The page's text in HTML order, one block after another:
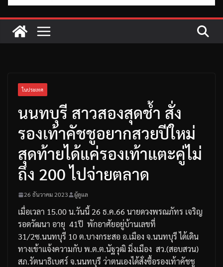
ในประเทศ
นนทบุรี สาวสองสุดช้ำ สั่ง
รองเท้าคัชชูอยากสวยปีใหม่
สุดท้ายได้แค่รองเท้าแตะคู่ไม่
ถึง 200 ไปจ่ายตลาด
26 ธันวาคม 2023 ผู้ดูแล
เมื่อเวลา 15.00น.วันนี้ 26 ธ.ค.66 นายดวงพรณภัทร เจริญ
รอดวัฒนา อายุ 41ปี พักอาศัยอยู่บ้านเลขที่
31/2ซ.นนทบุรี 10ต.บางกระสออ.เมือง จ.นนทบุรี ได้เดิน
ทางเข้าแจ้งความกับพ.ต.ต.นัฐวุฒิ มิ่งเมือง สว.(สอบสวน)
สภ.รัตนาธิเบศร์ จ.นนทบุรี ว่าตนเองได้สั่งซื้อรองเท้าคัชชู